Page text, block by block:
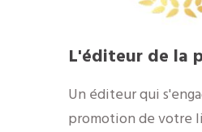
​L'éditeur de la
​Un éditeur qui
promotion de votre